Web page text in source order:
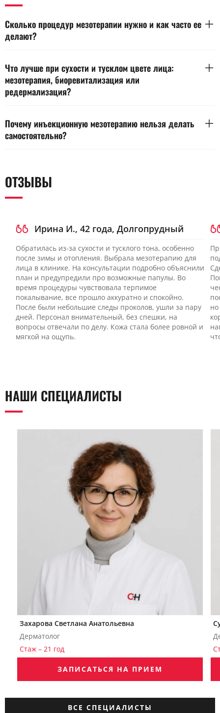
Сколько процедур мезотерапии нужно и как часто ее
делают?
дней. Частота зависит от скорости восстановления кожи и
цели курса. При выраженной сухости интервал иногда
сокращают, чтобы быстрее стабилизировать
увлажненность. Поддерживающие процедуры чаще
Что лучше при сухости и тусклом цвете лица:
мезотерапия, биоревитализация или
редермализация?
влаги и состояния барьера, а не по названию процедуры.
Биоревитализация обычно дает более выраженное
увлажнение за счет гиалуроновой кислоты. Мезотерапия
Окончательный выбор зависит от толщины кожи,
склонности к отекам и переносимости инъекций.
Почему инъекционную мезотерапию нельзя делать
самостоятельно?
зоны. Без подготовки легко пропустить противопоказания и
нельзя оценить, подходит ли процедура и какой состав
безопасен.
ОТЗЫВЫ
Ирина И., 42 года, Долгопрудный
Обратилась из-за сухости и тусклого тона, особенно
после зимы и отопления. Выбрала мезотерапию для
лица в клинике. На консультации подробно объяснили
план и предупредили про возможные папулы. Во
время процедуры чувствовала терпимое
покалывание, все прошло аккуратно и спокойно.
После были небольшие следы проколов, ушли за пару
дней. Персонал внимательный, без спешки, на
вопросы отвечали по делу. Кожа стала более ровной и
мягкой на ощупь.
НАШИ СПЕЦИАЛИСТЫ
Захарова Светлана Анатольевна
Дерматолог
Стаж – 21 год
ЗАПИСАТЬСЯ НА ПРИЕМ
ВСЕ СПЕЦИАЛИСТЫ